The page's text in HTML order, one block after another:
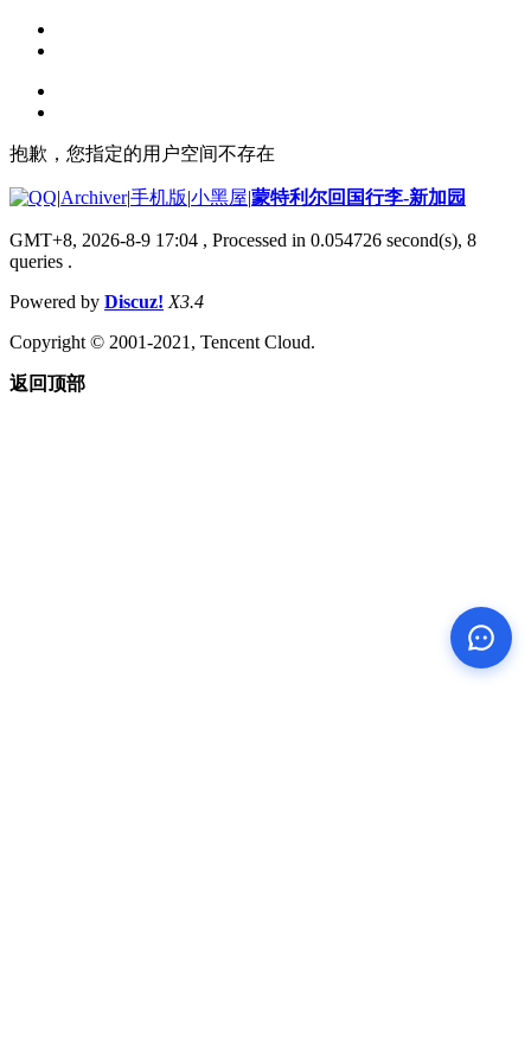
抱歉，您指定的用户空间不存在
|Archiver|手机版|小黑屋|蒙特利尔回国行李-新加园
GMT+8, 2026-8-9 17:04 , Processed in 0.054726 second(s), 8
queries .
Powered by Discuz! X3.4
Copyright © 2001-2021, Tencent Cloud.
返回顶部